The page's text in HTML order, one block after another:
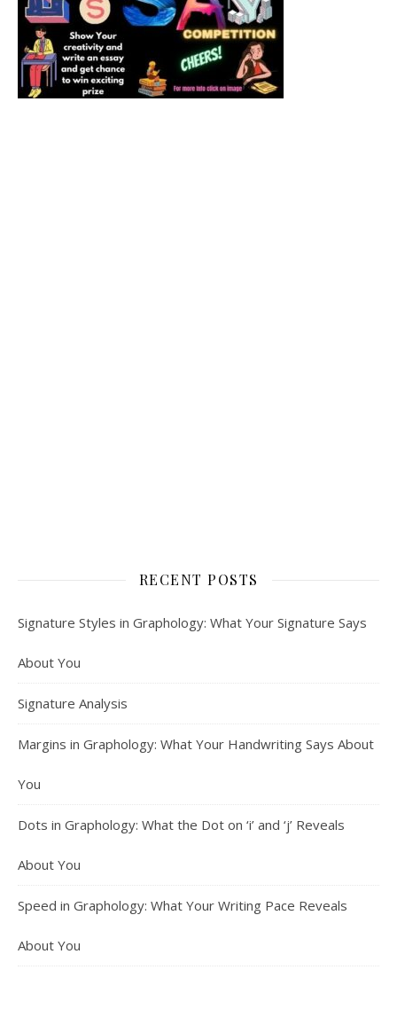
RECENT POSTS
Signature Styles in Graphology: What Your Signature Says
About You
Signature Analysis
Margins in Graphology: What Your Handwriting Says About
You
Dots in Graphology: What the Dot on ‘i’ and ‘j’ Reveals
About You
Speed in Graphology: What Your Writing Pace Reveals
About You